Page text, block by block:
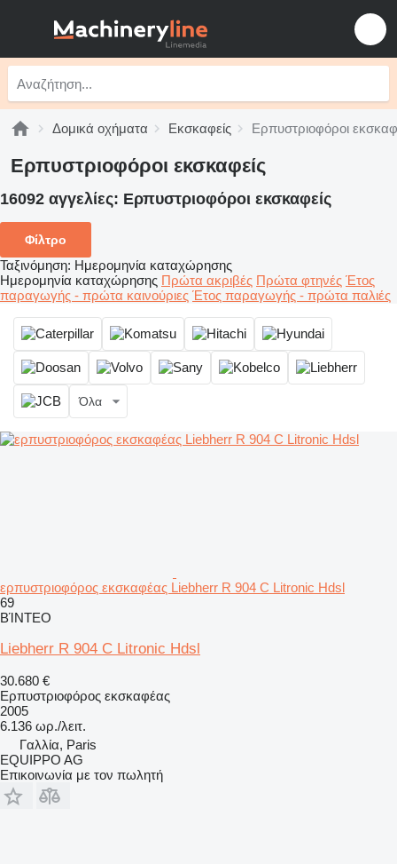
Δομικά οχήματα Εκσκαφείς Ερπυστριοφόροι
Ερπυστριοφόροι εκσκαφείς
16092 αγγελίες: Ερπυστριοφόροι εκσκαφείς
Φίλτρο
Ταξινόμηση: Ημερομηνία καταχώρησης
Ημερομηνία καταχώρησης Πρώτα ακριβές Πρώτα φτηνές Έτος
παραγωγής - πρώτα καινούριες Έτος παραγωγής - πρώτα παλιές
Όλα
ερπυστριοφόρος εκσκαφέας Liebherr R 904 C Litronic Hdsl
69
ΒΊΝΤΕΟ
Liebherr R 904 C Litronic Hdsl
30.680 €
Ερπυστριοφόρος εκσκαφέας
2005
6.136 ωρ./λειτ.
Γαλλία, Paris
EQUIPPO AG
Επικοινωνία με τον πωλητή